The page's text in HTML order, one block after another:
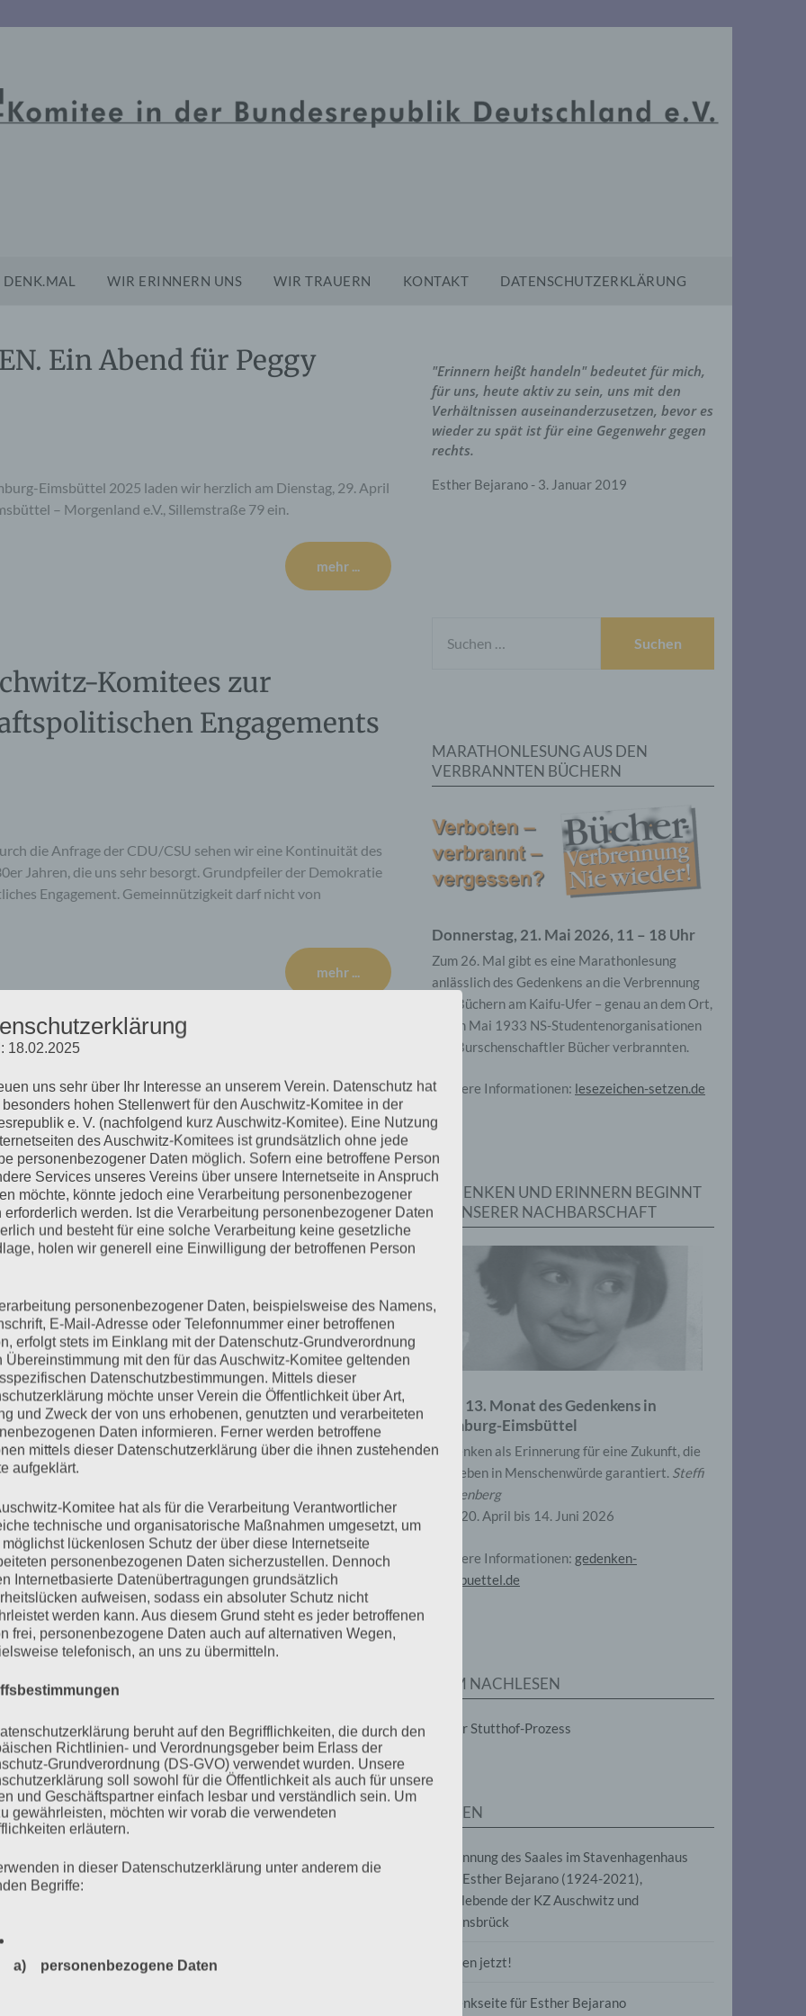
DENK.MAL WIR ERINNERN UNS WIR TRAUERN KONTAKT DATENSCHUTZERKLÄRUNG
Ein Abend für Peggy
Eimsbüttel 2025 laden wir herzlich am Dienstag, 29. April
– Morgenland e.V., Sillemstraße 79 ein.
mehr ...
Komitees zur
Engagements
die Anfrage der CDU/CSU sehen wir eine Kontinuität des
Jahren, die uns sehr besorgt. Grundpfeiler der Demokratie
Engagement. Gemeinnützigkeit darf nicht von
mehr ...
uns verlassen
wir noch an ihrem Bett gesessen und vorgelesen. Aus
dürfte“. Sie schreibt da: „Skat spielen. Doppelkopf, flippern,
mehr ...
(1926 – 2025)
Präsidenten, den jüdisch-polnischen Auschwitz-
geboren, wurde er als Jugendlicher gemeinsam mit seiner
Auschwitz deportiert. Er war 20 Jahre alt, als er – mehr
in Theresienstadt befreit wurde.
"Erinnern heißt handeln" bedeutet für mich,
für uns, heute aktiv zu sein, uns mit den
Verhältnissen auseinanderzusetzen, bevor es
wieder zu spät ist für eine Gegenwehr gegen
rechts.
Esther Bejarano - 3. Januar 2019
NACH:
MARATHONLESUNG AUS DEN
VERBRANNTEN BÜCHERN
Donnerstag, 21. Mai 2026, 11 – 18 Uhr
Zum 26. Mal gibt es eine Marathonlesung
anlässlich des Gedenkens an die Verbrennung
von Büchern am Kaifu-Ufer – genau an dem Ort,
wo im Mai 1933 NS-Studentenorganisationen
und Burschenschaftler Bücher verbrannten.
Weitere Informationen: lesezeichen-setzen.de
GEDENKEN UND ERINNERN BEGINNT
IN UNSERER NACHBARSCHAFT
Zum 13. Monat des Gedenkens in
Hamburg-Eimsbüttel
Gedenken als Erinnerung für eine Zukunft, die
ein Leben in Menschenwürde garantiert. Steffi
Wittenberg
Vom 20. April bis 14. Juni 2026
Weitere Informationen: gedenken-
eimsbuettel.de
ZUM NACHLESEN
Der Stutthof-Prozess
SEITEN
Benennung des Saales im Stavenhagenhaus
nach Esther Bejarano (1924-2021),
Überlebende der KZ Auschwitz und
Ravensbrück
Frieden jetzt!
Gedenkseite für Esther Bejarano
18.02.2025
uns sehr über Ihr Interesse an unserem Verein. Datenschutz hat
hohen Stellenwert für den Auschwitz-Komitee in der
e. V. (nachfolgend kurz Auschwitz-Komitee). Eine Nutzung
des Auschwitz-Komitees ist grundsätzlich ohne jede
personenbezogener Daten möglich. Sofern eine betroffene Person
Services unseres Vereins über unsere Internetseite in Anspruch
möchte, könnte jedoch eine Verarbeitung personenbezogener
erforderlich werden. Ist die Verarbeitung personenbezogener Daten
und besteht für eine solche Verarbeitung keine gesetzliche
holen wir generell eine Einwilligung der betroffenen Person
personenbezogener Daten, beispielsweise des Namens,
E-Mail-Adresse oder Telefonnummer einer betroffenen
erfolgt stets im Einklang mit der Datenschutz-Grundverordnung
Übereinstimmung mit den für das Auschwitz-Komitee geltenden
Datenschutzbestimmungen. Mittels dieser
möchte unser Verein die Öffentlichkeit über Art,
und Zweck der von uns erhobenen, genutzten und verarbeiteten
Daten informieren. Ferner werden betroffene
mittels dieser Datenschutzerklärung über die ihnen zustehenden
aufgeklärt.
Komitee hat als für die Verarbeitung Verantwortlicher
technische und organisatorische Maßnahmen umgesetzt, um
lückenlosen Schutz der über diese Internetseite
personenbezogenen Daten sicherzustellen. Dennoch
Internetbasierte Datenübertragungen grundsätzlich
aufweisen, sodass ein absoluter Schutz nicht
werden kann. Aus diesem Grund steht es jeder betroffenen
frei, personenbezogene Daten auch auf alternativen Wegen,
telefonisch, an uns zu übermitteln.
beruht auf den Begrifflichkeiten, die durch den
Richtlinien- und Verordnungsgeber beim Erlass der
Grundverordnung (DS-GVO) verwendet wurden. Unsere
soll sowohl für die Öffentlichkeit als auch für unsere
und Geschäftspartner einfach lesbar und verständlich sein. Um
gewährleisten, möchten wir vorab die verwendeten
erläutern.
in dieser Datenschutzerklärung unter anderem die
Begriffe:
a) personenbezogene Daten